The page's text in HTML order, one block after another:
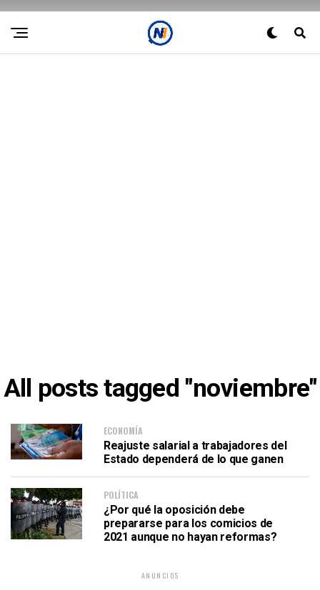
All posts tagged "noviembre"
ECONOMÍA
Reajuste salarial a trabajadores del
Estado dependerá de lo que ganen
POLÍTICA
¿Por qué la oposición debe
prepararse para los comicios de
2021 aunque no hayan reformas?
ANUNCIOS